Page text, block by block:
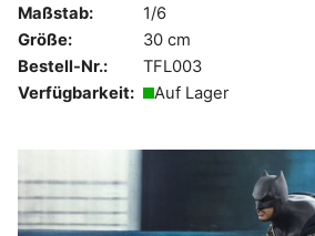
Maßstab:
1/6
Größe:
30 cm
Bestell-Nr.:
TFL003
Verfügbarkeit:
Auf Lager